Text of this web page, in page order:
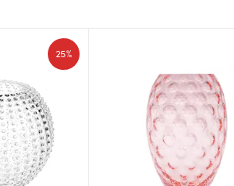
25%